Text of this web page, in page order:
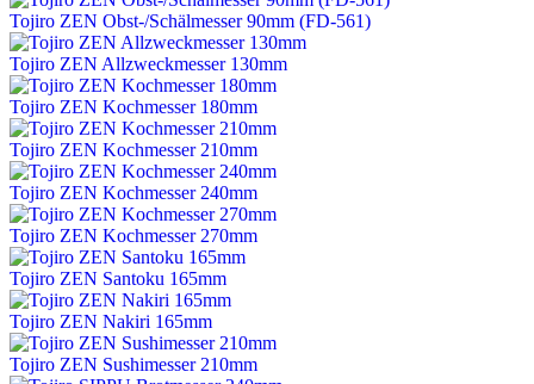
Tojiro ZEN Obst-/Schälmesser 90mm (FD-561)
Tojiro ZEN Allzweckmesser 130mm
Tojiro ZEN Kochmesser 180mm
Tojiro ZEN Kochmesser 210mm
Tojiro ZEN Kochmesser 240mm
Tojiro ZEN Kochmesser 270mm
Tojiro ZEN Santoku 165mm
Tojiro ZEN Nakiri 165mm
Tojiro ZEN Sushimesser 210mm